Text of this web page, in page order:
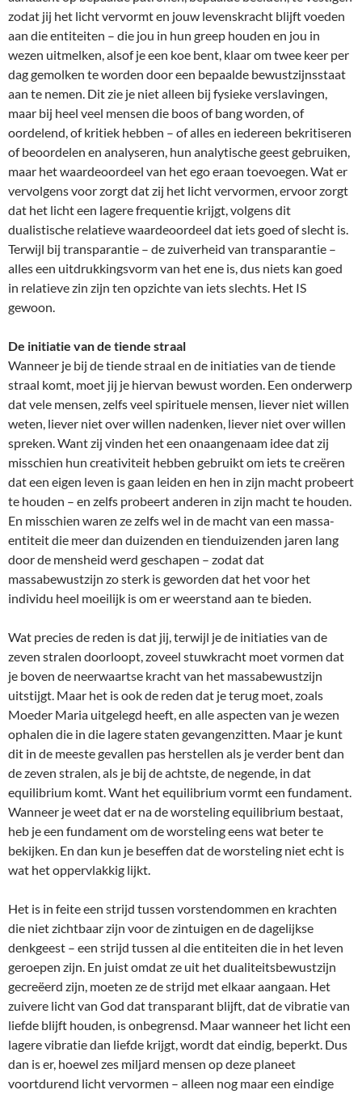
zodat jij het licht vervormt en jouw levenskracht blijft voeden
aan die entiteiten – die jou in hun greep houden en jou in
wezen uitmelken, alsof je een koe bent, klaar om twee keer per
dag gemolken te worden door een bepaalde bewustzijnsstaat
aan te nemen. Dit zie je niet alleen bij fysieke verslavingen,
maar bij heel veel mensen die boos of bang worden, of
oordelend, of kritiek hebben – of alles en iedereen bekritiseren
of beoordelen en analyseren, hun analytische geest gebruiken,
maar het waardeoordeel van het ego eraan toevoegen. Wat er
vervolgens voor zorgt dat zij het licht vervormen, ervoor zorgt
dat het licht een lagere frequentie krijgt, volgens dit
dualistische relatieve waardeoordeel dat iets goed of slecht is.
Terwijl bij transparantie – de zuiverheid van transparantie –
alles een uitdrukkingsvorm van het ene is, dus niets kan goed
in relatieve zin zijn ten opzichte van iets slechts. Het IS
gewoon.
De initiatie van de tiende straal
Wanneer je bij de tiende straal en de initiaties van de tiende
straal komt, moet jij je hiervan bewust worden. Een onderwerp
dat vele mensen, zelfs veel spirituele mensen, liever niet willen
weten, liever niet over willen nadenken, liever niet over willen
spreken. Want zij vinden het een onaangenaam idee dat zij
misschien hun creativiteit hebben gebruikt om iets te creëren
dat een eigen leven is gaan leiden en hen in zijn macht probeert
te houden – en zelfs probeert anderen in zijn macht te houden.
En misschien waren ze zelfs wel in de macht van een massa-
entiteit die meer dan duizenden en tienduizenden jaren lang
door de mensheid werd geschapen – zodat dat
massabewustzijn zo sterk is geworden dat het voor het
individu heel moeilijk is om er weerstand aan te bieden.
Wat precies de reden is dat jij, terwijl je de initiaties van de
zeven stralen doorloopt, zoveel stuwkracht moet vormen dat
je boven de neerwaartse kracht van het massabewustzijn
uitstijgt. Maar het is ook de reden dat je terug moet, zoals
Moeder Maria uitgelegd heeft, en alle aspecten van je wezen
ophalen die in die lagere staten gevangenzitten. Maar je kunt
dit in de meeste gevallen pas herstellen als je verder bent dan
de zeven stralen, als je bij de achtste, de negende, in dat
equilibrium komt. Want het equilibrium vormt een fundament.
Wanneer je weet dat er na de worsteling equilibrium bestaat,
heb je een fundament om de worsteling eens wat beter te
bekijken. En dan kun je beseffen dat de worsteling niet echt is
wat het oppervlakkig lijkt.
Het is in feite een strijd tussen vorstendommen en krachten
die niet zichtbaar zijn voor de zintuigen en de dagelijkse
denkgeest – een strijd tussen al die entiteiten die in het leven
geroepen zijn. En juist omdat ze uit het dualiteitsbewustzijn
gecreëerd zijn, moeten ze de strijd met elkaar aangaan. Het
zuivere licht van God dat transparant blijft, dat de vibratie van
liefde blijft houden, is onbegrensd. Maar wanneer het licht een
lagere vibratie dan liefde krijgt, wordt dat eindig, beperkt. Dus
dan is er, hoewel zes miljard mensen op deze planeet
voortdurend licht vervormen – alleen nog maar een eindige